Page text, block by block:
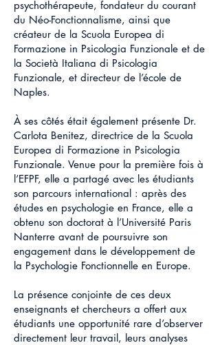
psychothérapeute, fondateur du courant
du Néo-Fonctionnalisme, ainsi que
créateur de la Scuola Europea di
Formazione in Psicologia Funzionale et de
la Società Italiana di Psicologia
Funzionale, et directeur de l’école de
Naples.
À ses côtés était également présente Dr.
Carlota Benitez, directrice de la Scuola
Europea di Formazione in Psicologia
Funzionale. Venue pour la première fois à
l’EFPF, elle a partagé avec les étudiants
son parcours international : après des
études en psychologie en France, elle a
obtenu son doctorat à l’Université Paris
Nanterre avant de poursuivre son
engagement dans le développement de
la Psychologie Fonctionnelle en Europe.
La présence conjointe de ces deux
enseignants et chercheurs a offert aux
étudiants une opportunité rare d’observer
directement leur travail, leurs analyses